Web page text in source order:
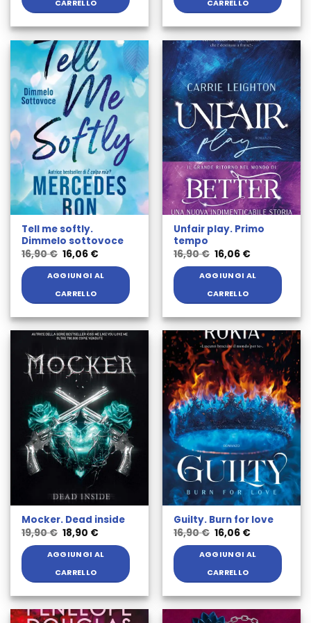
CARRELLO
CARRELLO
Tell me softly.
Dimmelo sottovoce
16,90€ Il
prezzo
originale
era:
16,90 €.
16,06 €Il
attuale
è:
16,06 €.
AGGIUNGI AL
CARRELLO
Unfair play. Primo
tempo
16,90€ Il
prezzo
originale
era:
16,90 €.
16,06 €Il
attuale
è:
16,06 €.
AGGIUNGI AL
CARRELLO
Mocker. Dead inside
19,90€ Il
prezzo
originale
era:
19,90 €.
18,90 €Il
attuale
è:
18,90 €.
AGGIUNGI AL
CARRELLO
Guilty. Burn for love
16,90€ Il
prezzo
originale
era:
16,90 €.
16,06 €Il
attuale
è:
16,06 €.
AGGIUNGI AL
CARRELLO